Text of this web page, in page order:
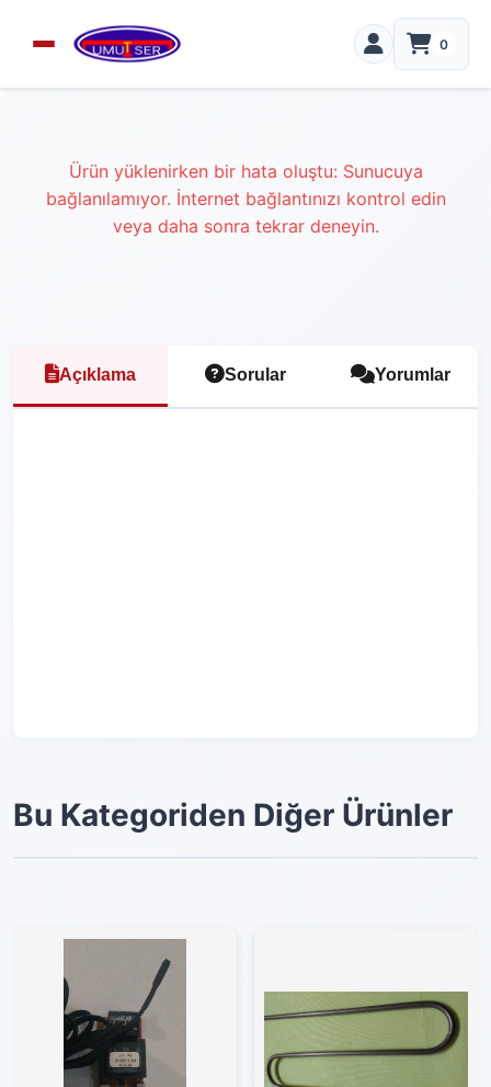
0
Ürün yüklenirken bir hata oluştu: Sunucuya
bağlanılamıyor. İnternet bağlantınızı kontrol edin
veya daha sonra tekrar deneyin.
Açıklama Sorular Yorumlar
Bu Kategoriden Diğer Ürünler